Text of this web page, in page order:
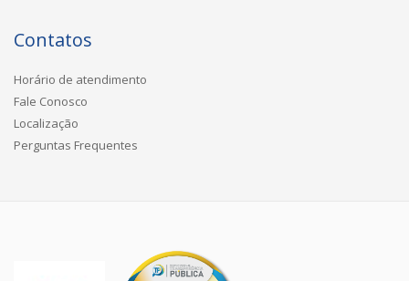
Contatos
Horário de atendimento
Fale Conosco
Localização
Perguntas Frequentes